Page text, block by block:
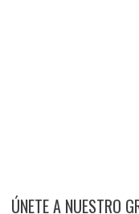
ÚNETE A NUESTRO